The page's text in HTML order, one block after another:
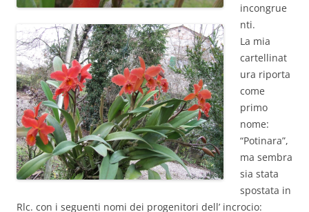
incongrue
nti.
La mia
cartellinat
ura riporta
come
primo
nome:
“Potinara”,
ma sembra
sia stata
spostata in
Rlc. con i seguenti nomi dei progenitori dell’ incrocio: